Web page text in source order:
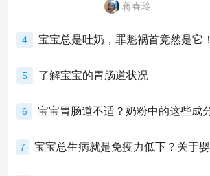
蒋春玲
4 宝宝总是吐奶，罪魁祸首竟然是它！
5 了解宝宝的胃肠道状况
6
7